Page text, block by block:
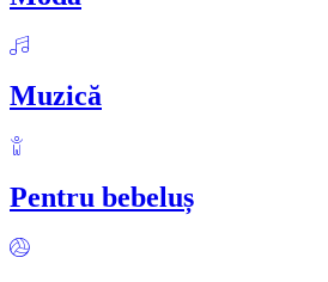
Muzică
Pentru bebeluș